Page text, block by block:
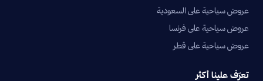
عروض سياحية على السعودية
عروض سياحية على فرنسا
عروض سياحية على قطر
تعرّف علينا أكثر